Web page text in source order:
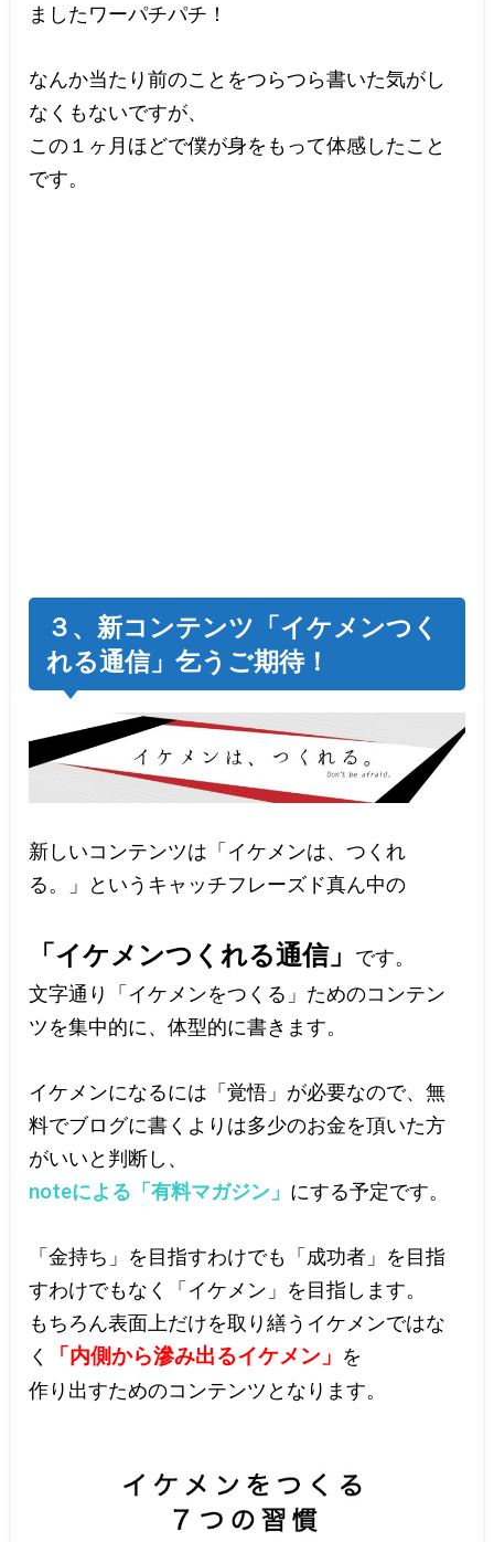
ましたワーパチパチ！
なんか当たり前のことをつらつら書いた気がし
なくもないですが、
この１ヶ月ほどで僕が身をもって体感したこと
です。
３、新コンテンツ「イケメンつく
れる通信」乞うご期待！
新しいコンテンツは「イケメンは、つくれ
る。」というキャッチフレーズド真ん中の
「イケメンつくれる通信」
です。
文字通り「イケメンをつくる」ためのコンテン
ツを集中的に、体型的に書きます。
イケメンになるには「覚悟」が必要なので、無
料でブログに書くよりは多少のお金を頂いた方
がいいと判断し、
noteによる「有料マガジン」 にする予定です。
「金持ち」を目指すわけでも「成功者」を目指
すわけでもなく「イケメン」を目指します。
もちろん表面上だけを取り繕うイケメンではな
く
「内側から滲み出るイケメン」 を
作り出すためのコンテンツとなります。